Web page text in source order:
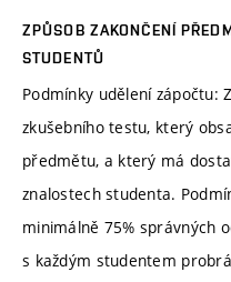
ZPŮSOB ZAKONČENÍ
STUDENTŮ
Podmínky udělení zápočtu:
zkušebního testu, který
předmětu, a který má
znalostech studenta.
minimálně 75% správných
s každým studentem